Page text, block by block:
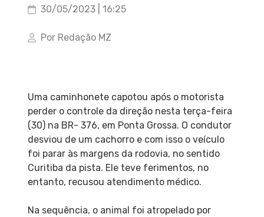
30/05/2023 | 16:25
Por Redação MZ
Uma caminhonete capotou após o motorista
perder o controle da direção nesta terça-feira
(30) na BR- 376, em Ponta Grossa. O condutor
desviou de um cachorro e com isso o veículo
foi parar às margens da rodovia, no sentido
Curitiba da pista. Ele teve ferimentos, no
entanto, recusou atendimento médico.
Na sequência, o animal foi atropelado por